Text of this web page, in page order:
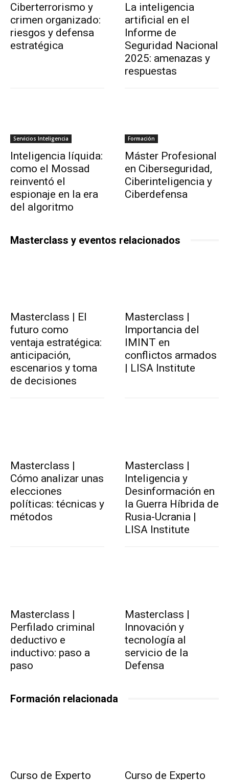
Ciberterrorismo y
crimen organizado:
riesgos y defensa
estratégica
La inteligencia
artificial en el
Informe de
Seguridad Nacional
2025: amenazas y
respuestas
Servicios Inteligencia
Inteligencia líquida:
como el Mossad
reinventó el
espionaje en la era
del algoritmo
Formación
Máster Profesional
en Ciberseguridad,
Ciberinteligencia y
Ciberdefensa
Masterclass y eventos relacionados
Masterclass | El
futuro como
ventaja estratégica:
anticipación,
escenarios y toma
de decisiones
Masterclass |
Importancia del
IMINT en
conflictos armados
| LISA Institute
Masterclass |
Cómo analizar unas
elecciones
políticas: técnicas y
métodos
Masterclass |
Inteligencia y
Desinformación en
la Guerra Híbrida de
Rusia-Ucrania |
LISA Institute
Masterclass |
Perfilado criminal
deductivo e
inductivo: paso a
paso
Masterclass |
Innovación y
tecnología al
servicio de la
Defensa
Formación relacionada
Curso de Experto Curso de Experto